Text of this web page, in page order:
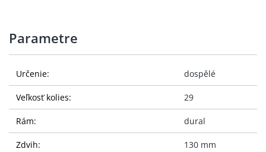
Parametre
Určenie: dospělé
Veľkosť kolies: 29
Rám: dural
Zdvih: 130 mm